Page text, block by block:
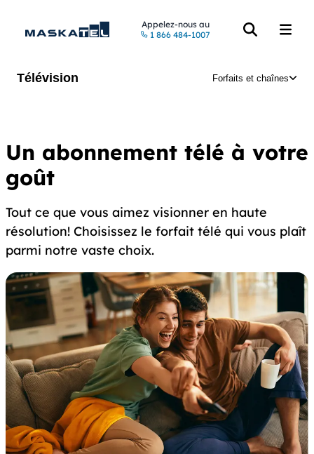
Appelez-nous au
1 866 484-1007
Accéder à la
Télévision Forfaits et chaînes
Un abonnement télé à votre
goût
Tout ce que vous aimez visionner en haute
résolution! Choisissez le forfait télé qui vous plaît
parmi notre vaste choix.